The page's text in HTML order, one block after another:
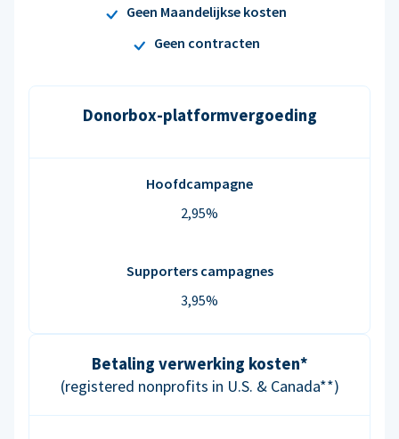
Geen Maandelijkse kosten
Geen contracten
Donorbox-platformvergoeding
Hoofdcampagne
2,95%
Supporters campagnes
3,95%
Betaling verwerking kosten*
(registered nonprofits in U.S. & Canada**)